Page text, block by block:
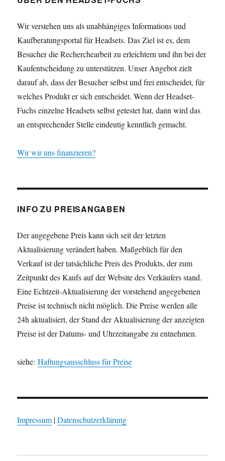
Wir verstehen uns als unabhängiges Informations und
Kaufberatungsportal für Headsets. Das Ziel ist es, dem
Besucher die Recherchearbeit zu erleichtern und ihn bei der
Kaufentscheidung zu unterstützen. Unser Angebot zielt
darauf ab, dass der Besucher selbst und frei entscheidet, für
welches Produkt er sich entscheidet. Wenn der Headset-
Fuchs einzelne Headsets selbst getestet hat, dann wird das
an entsprechender Stelle eindeutig kenntlich gemacht.
Wir wir uns finanzieren?
INFO ZU PREISANGABEN
Der angegebene Preis kann sich seit der letzten
Aktualisierung verändert haben. Maßgeblich für den
Verkauf ist der tatsächliche Preis des Produkts, der zum
Zeitpunkt des Kaufs auf der Website des Verkäufers stand.
Eine Echtzeit-Aktualisierung der vorstehend angegebenen
Preise ist technisch nicht möglich. Die Preise werden alle
24h aktualisiert, der Stand der Aktualisierung der anzeigten
Preise ist der Datums- und Uhrzeitangabe zu entnehmen.
siehe:Haftungsausschluss für Preise
Impressum |Datenschutzerklärung